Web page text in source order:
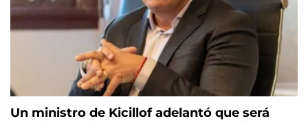
Un ministro de Kicillof adelantó que será